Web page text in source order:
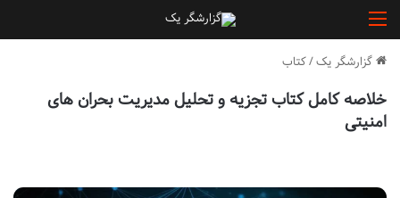
گزارشگر یک/کتاب
خلاصه کامل کتاب تجزیه و تحلیل مدیریت بحران های
امنیتی